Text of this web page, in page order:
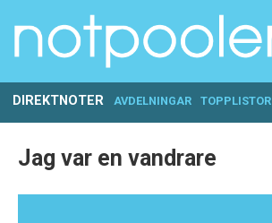
DIREKTNOTER AVDELNINGAR TOPPLISTOR
Jag var en vandrare